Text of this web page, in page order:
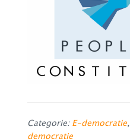
Categorie: E-democratie,
democratie